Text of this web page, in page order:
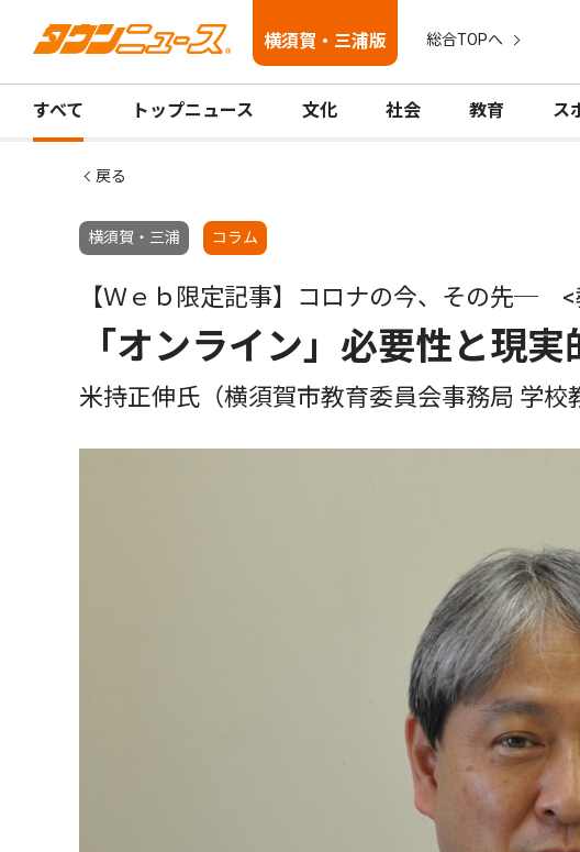
横須賀・三浦版 総合TOPへ
すべて トップニュース 文化 社会 教育 ス
戻る
横須賀・三浦 コラム
【Ｗｅｂ限定記事】コロナの今、その先─ <
「オンライン」必要性と現
米持正伸氏（横須賀市教育委員会事務局 学校